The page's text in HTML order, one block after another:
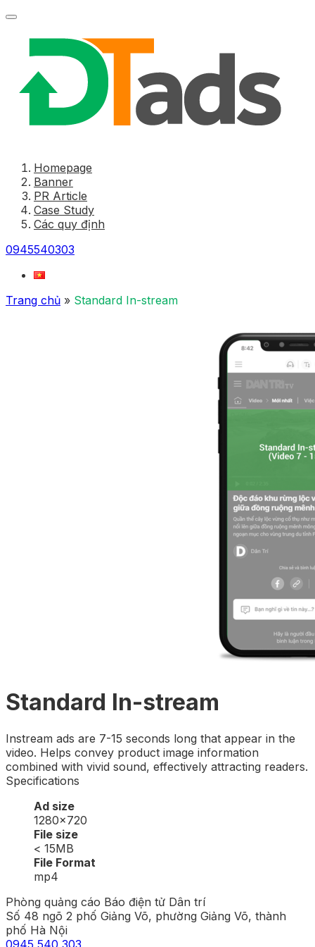
Homepage
Banner
PR Article
Case Study
Các quy định
0945540303
Trang chủ » Standard In-stream
Standard In-stream
Instream ads are 7-15 seconds long that appear in the
video. Helps convey product image information
combined with vivid sound, effectively attracting readers.
Specifications
Ad size
1280×720
File size
< 15MB
File Format
mp4
Phòng quảng cáo Báo điện tử Dân trí
Số 48 ngõ 2 phố Giảng Võ, phường Giảng Võ, thành
phố Hà Nội
0945 540 303